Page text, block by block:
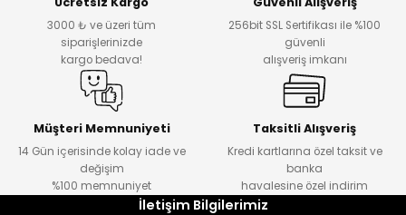
3000 ₺ ve üzeri tüm
siparişlerinizde
kargo bedava!
256bit SSL Sertifikası ile %100
güvenli
alışveriş imkanı
Müşteri Memnuniyeti
14 Gün içerisinde kolay iade ve
değişim
%100 memnuniyet
Taksitli Alışveriş
Kredi kartlarına özel taksit ve
banka
havalesine özel indirim
İletişim Bilgilerimiz